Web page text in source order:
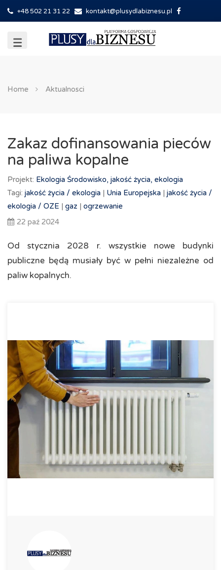
+48 502 21 31 22 kontakt@plusydlabiznesu.pl
Home Aktualnosci
Zakaz dofinansowania pieców
na paliwa kopalne
Projekt: Ekologia Środowisko, jakość życia, ekologia
Tagi: jakość życia / ekologia | Unia Europejska | jakość życia /
ekologia / OZE | gaz | ogrzewanie
22 paź 2024
Od stycznia 2028 r. wszystkie nowe budynki
publiczne będą musiały być w pełni niezależne od
paliw kopalnych.